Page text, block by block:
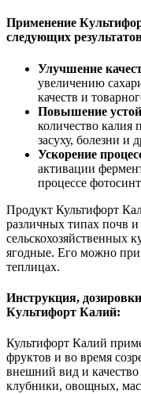
Применение
следующих
Улучшение
увеличению
качеств и
Повышение
количество калия
засуху, болезни и
Ускорение
активации
процессе
Продукт Культифорт
различных типах почв
сельскохозяйственных
ягодные. Его можно
теплицах.
Инструкция,
Культифорт Калий:
Культифорт Калий
фруктов и во время
внешний вид и
клубники, овощных,